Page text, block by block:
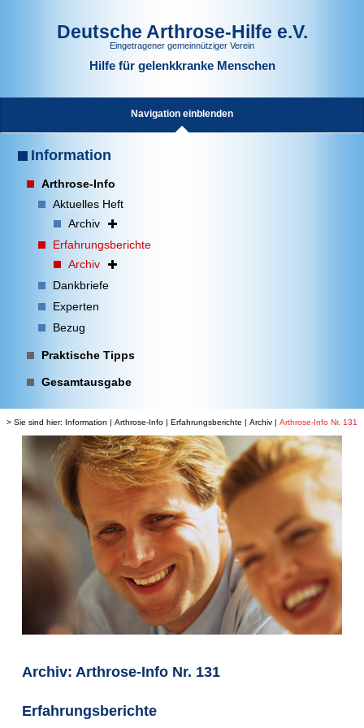
Deutsche Arthrose-Hilfe e.V.
Eingetragener gemeinnütziger Verein
Hilfe für gelenkkranke Menschen
Navigation einblenden
Information
Arthrose-Info
Aktuelles Heft
Archiv
Erfahrungsberichte
Archiv
Dankbriefe
Experten
Bezug
Praktische Tipps
Gesamtausgabe
> Sie sind hier: Information | Arthrose-Info | Erfahrungsberichte | Archiv | Arthrose-Info Nr. 131
Archiv: Arthrose-Info Nr. 131
Erfahrungsberichte